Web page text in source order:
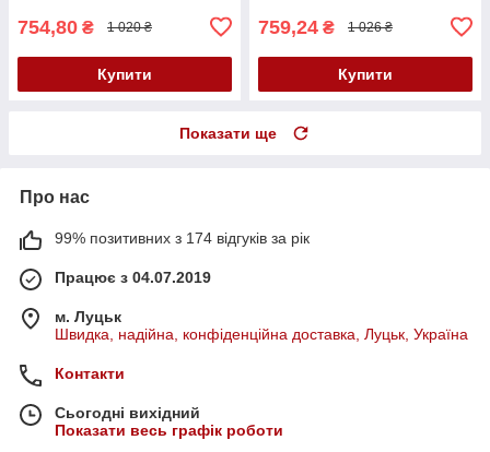
754,80 ₴ 1 020 ₴
Купити
759,24 ₴ 1 026 ₴
Купити
Показати ще
Про нас
99% позитивних з 174 відгуків за рік
Працює з 04.07.2019
м. Луцьк
Швидка, надійна, конфіденційна доставка, Луцьк, Україна
Контакти
Сьогодні вихідний
Показати весь графік роботи